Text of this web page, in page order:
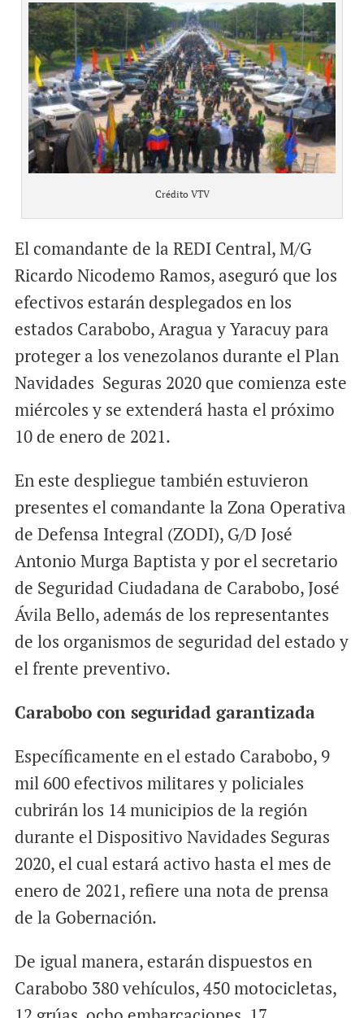
Crédito VTV
El comandante de la REDI Central, M/G
Ricardo Nicodemo Ramos, aseguró que los
efectivos estarán desplegados en los
estados Carabobo, Aragua y Yaracuy para
proteger a los venezolanos durante el Plan
Navidades Seguras 2020 que comienza este
miércoles y se extenderá hasta el próximo
10 de enero de 2021.
En este despliegue también estuvieron
presentes el comandante la Zona Operativa
de Defensa Integral (ZODI), G/D José
Antonio Murga Baptista y por el secretario
de Seguridad Ciudadana de Carabobo, José
Ávila Bello, además de los representantes
de los organismos de seguridad del estado y
el frente preventivo.
Carabobo con seguridad garantizada
Específicamente en el estado Carabobo, 9
mil 600 efectivos militares y policiales
cubrirán los 14 municipios de la región
durante el Dispositivo Navidades Seguras
2020, el cual estará activo hasta el mes de
enero de 2021, refiere una nota de prensa
de la Gobernación.
De igual manera, estarán dispuestos en
Carabobo 380 vehículos, 450 motocicletas,